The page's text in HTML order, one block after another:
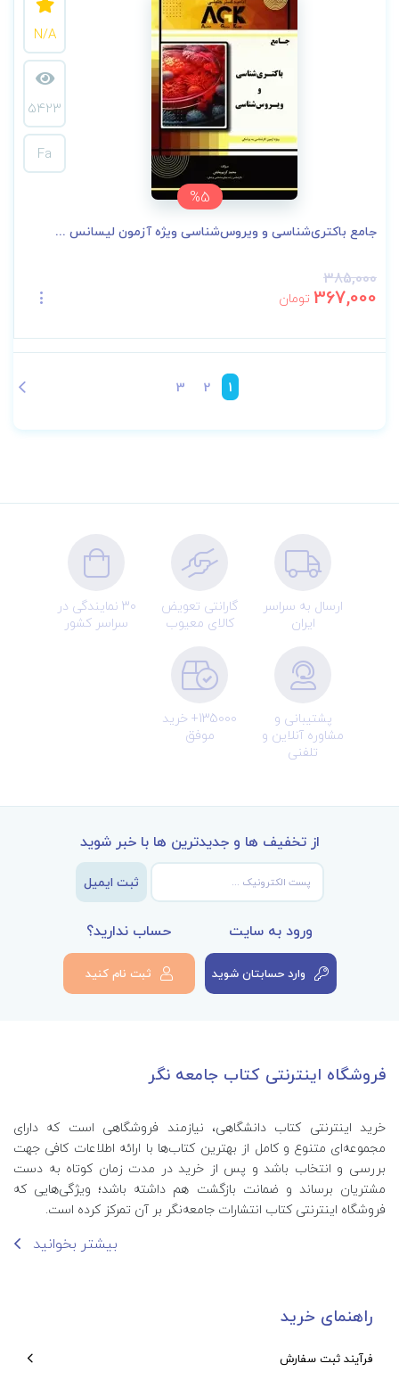
%5
N/A
5423
Fa
جامع باکتری‌شناسی و ویروس‌شناسی ویژه آزمون لیسانس ...
385,000
367,000 تومان
1
2
3
ارسال به سراسر
ایران
گارانتی تعویض
کالای معیوب
30 نمایندگی در
سراسر کشور
پشتیبانی و
مشاوره آنلاین و
تلفنی
135000+ خرید
موفق
از تخفیف ها و جدیدترین ها با خبر شوید
ثبت ایمیل
ورود به سایت
وارد حسابتان شوید
حساب ندارید؟
ثبت نام کنید
فروشگاه اینترنتی کتاب جامعه نگر
خرید اینترنتی کتاب‌ دانشگاهی، نیازمند فروشگاهی است که دارای
مجموعه‌ای متنوع و کامل از بهترین کتاب‌ها با ارائه اطلاعات کافی جهت
بررسی و انتخاب باشد و پس از خرید در مدت زمان کوتاه به دست
مشتریان برساند و ضمانت بازگشت هم داشته باشد؛ ویژگی‌هایی که
فروشگاه اینترنتی کتاب انتشارات جامعه‌نگر بر آن تمرکز کرده است.
بیشتر بخوانید
راهنمای خرید
فرآیند ثبت سفارش